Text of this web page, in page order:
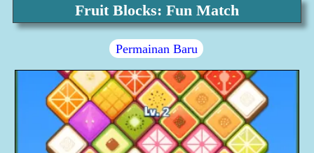
Fruit Blocks: Fun Match
Permainan Baru